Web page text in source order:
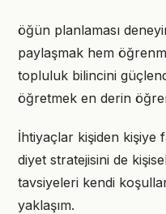
öğün planlaması
paylaşmak hem
topluluk bilincini
öğretmek en derin
İhtiyaçlar kişiden kişiye
diyet stratejisini de
tavsiyeleri kendi
yaklaşım.